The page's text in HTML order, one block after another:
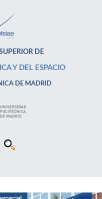
DE
Y DEL ESPACIO
DE MADRID